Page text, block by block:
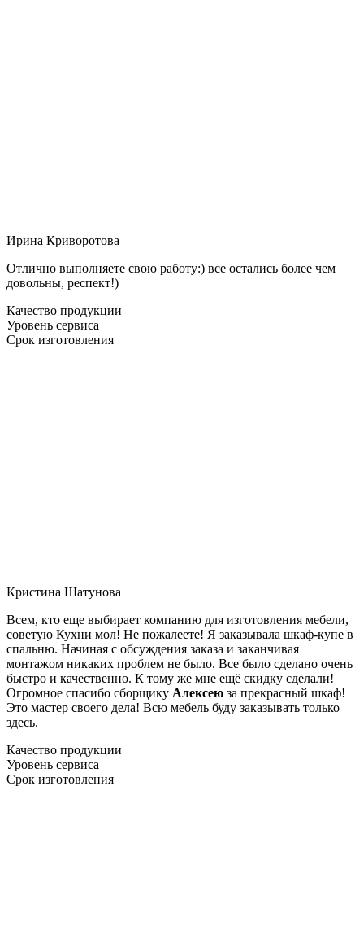
Ирина Криворотова
Отлично выполняете свою работу:) все остались более чем
довольны, респект!)
Качество продукции
Уровень сервиса
Срок изготовления
Кристина Шатунова
Всем, кто еще выбирает компанию для изготовления мебели,
советую Кухни мол! Не пожалеете! Я заказывала шкаф-купе в
спальню. Начиная с обсуждения заказа и заканчивая
монтажом никаких проблем не было. Все было сделано очень
быстро и качественно. К тому же мне ещё скидку сделали!
Огромное спасибо сборщику Алексею за прекрасный шкаф!
Это мастер своего дела! Всю мебель буду заказывать только
здесь.
Качество продукции
Уровень сервиса
Срок изготовления